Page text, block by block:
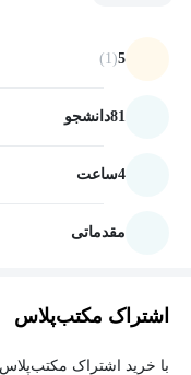
5
(1)
81دانشجو
4ساعت
مقدماتی
اشتراک مکتب‌پلاس